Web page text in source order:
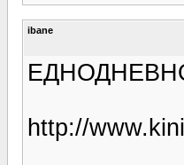
ibane
http://